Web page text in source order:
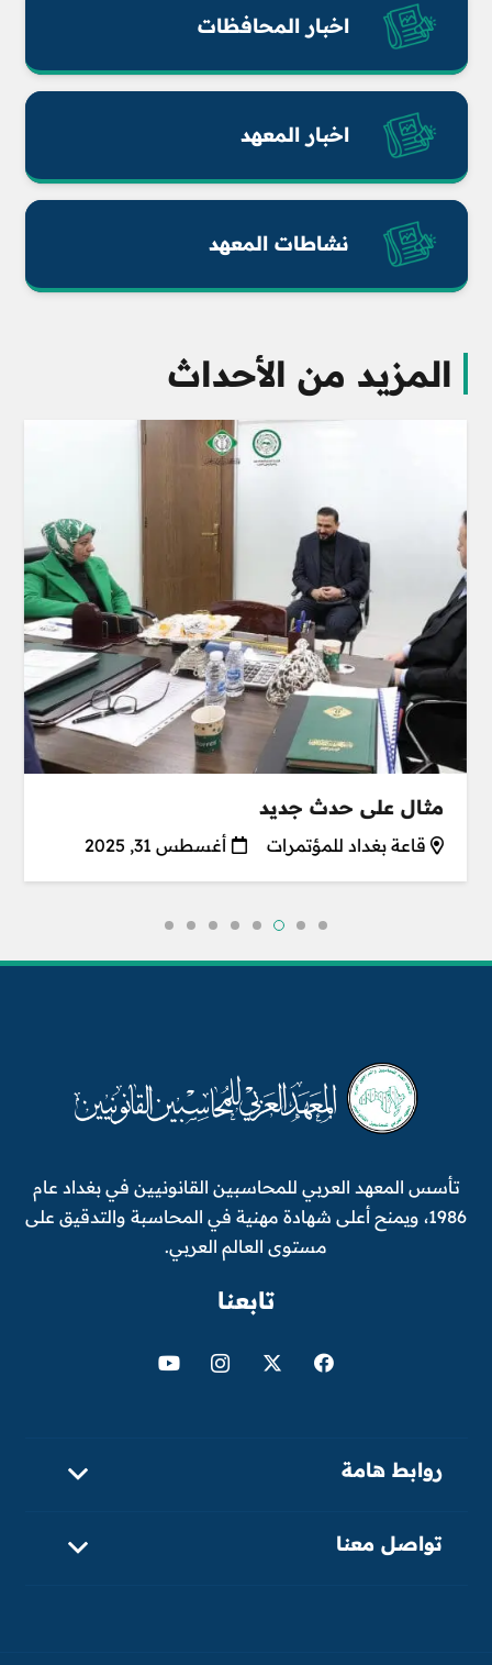
اخبار المحافظات
اخبار المعهد
نشاطات المعهد
المزيد من الأحداث
مثال على حدث جديد
قاعة بغداد للمؤتمرات أغسطس 31, 2025
تأسس المعهد العربي للمحاسبين القانونيين في بغداد عام
1986، ويمنح أعلى شهادة مهنية في المحاسبة والتدقيق على
مستوى العالم العربي.
تابعنا
روابط هامة
تواصل معنا